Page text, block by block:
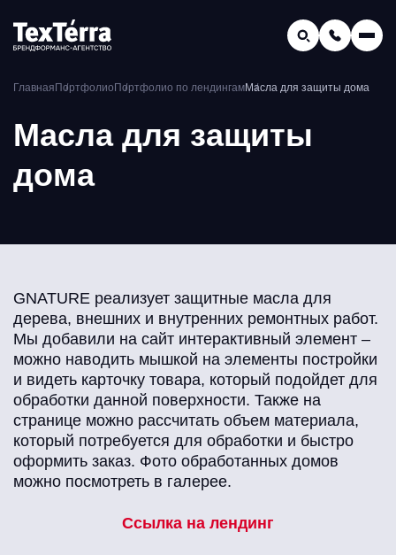
Телефон отдела продаж:
8 (800) 775-16-41
Главная Портфолио Портфолио по лендингамМасла для защиты дома
Масла для защиты
дома
GNATURE реализует защитные масла для
дерева, внешних и внутренних ремонтных работ.
Мы добавили на сайт интерактивный элемент –
можно наводить мышкой на элементы постройки
и видеть карточку товара, который подойдет для
обработки данной поверхности. Также на
странице можно рассчитать объем материала,
который потребуется для обработки и быстро
оформить заказ. Фото обработанных домов
можно посмотреть в галерее.
Ссылка на лендинг